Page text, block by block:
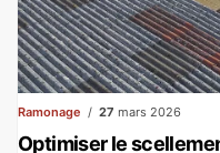
Ramonage 27 mars 2026
Optimiser le